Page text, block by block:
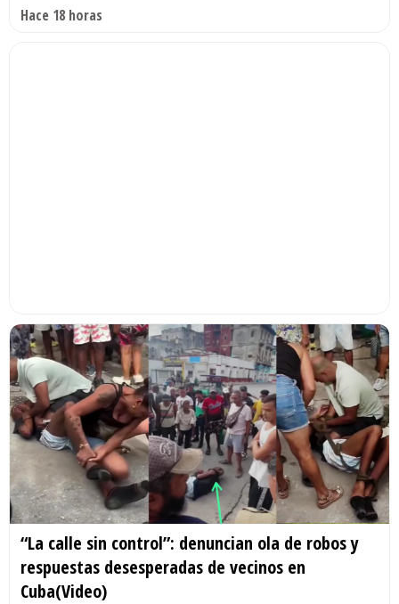
Hace 18 horas
“La calle sin control”: denuncian ola de robos y
respuestas desesperadas de vecinos en
Cuba(Video)